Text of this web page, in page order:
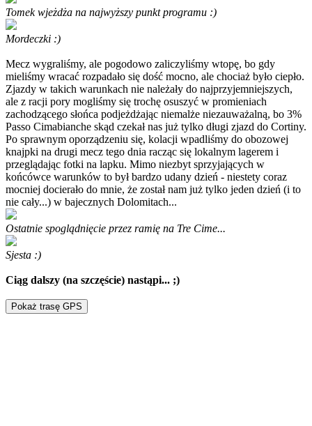
Tomek wjeżdża na najwyższy punkt programu :)
Mordeczki :)
Mecz wygraliśmy, ale pogodowo zaliczyliśmy wtopę, bo gdy
mieliśmy wracać rozpadało się dość mocno, ale chociaż było ciepło.
Zjazdy w takich warunkach nie należały do najprzyjemniejszych,
ale z racji pory mogliśmy się trochę osuszyć w promieniach
zachodzącego słońca podjeżdżając niemalże niezauważalną, bo 3%
Passo Cimabianche skąd czekał nas już tylko długi zjazd do Cortiny.
Po sprawnym oporządzeniu się, kolacji wpadliśmy do obozowej
knajpki na drugi mecz tego dnia racząc się lokalnym lagerem i
przeglądając fotki na lapku. Mimo niezbyt sprzyjających w
końcówce warunków to był bardzo udany dzień - niestety coraz
mocniej docierało do mnie, że został nam już tylko jeden dzień (i to
nie cały...) w bajecznych Dolomitach...
Ostatnie spoglądnięcie przez ramię na Tre Cime...
Sjesta :)
Ciąg dalszy (na szczęście) nastąpi... ;)
Pokaż trasę GPS